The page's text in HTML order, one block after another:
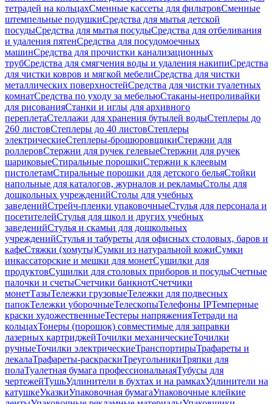
тетрадей на кольцахСменные кассеты для фильтровСменные
штемпельные подушкиСредства для мытья детской
посудыСредства для мытья посудыСредства для отбеливания
и удаления пятенСредства для посудомоечных
машинСредства для прочистки канализационных
трубСредства для смягчения воды и удаления накипиСредства
для чистки ковров и мягкой мебелиСредства для чистки
металлических поверхностейСредства для чистки туалетных
комнатСредства по уходу за мебельюСтаканы-непроливайки
для рисованияСтанки и иглы для архивного
переплетаСтеллажи для хранения бутылей водыСтеплеры до
260 листовСтеплеры до 40 листовСтеплеры
электрическиеСтеплеры-брошюровщикиСтержни для
роллеровСтержни для ручек гелевыеСтержни для ручек
шариковыеСтиральные порошкиСтержни к клеевым
пистолетамСтиральные порошки для детского бельяСтойки
напольные для каталогов, журналов и рекламыСтолы для
дошкольных учрежденийСтолы для учебных
заведенийСтрейч-пленки упаковочныеСтулья для персонала и
посетителейСтулья для школ и других учебных
заведенийСтулья и скамьи для дошкольных
учрежденийСтулья и табуреты для офисных столовых, баров и
кафеСтяжки (хомуты)Сумки из натуральной кожиСумки
инкассаторские и мешки для монетСушилки для
продуктовСушилки для столовых приборов и посудыСчетные
палочки и счетыСчетчики банкнотСчетчики
монетТазыТележки грузовыеТележки для подвесных
папокТележки уборочныеТелескопыТелефоны IPТемперные
краски художественныеТестеры напряженияТетради на
кольцахТонеры (порошок) совместимые для заправки
лазерных картриджейТочилки механическиеТочилки
ручныеТочилки электрическиеТранспортирыТрафареты и
лекалаТрафареты-раскраскиТреугольникиТряпки для
полаТуалетная бумага профессиональнаяТубусы для
чертежейТушьУдлинители в бухтах и на рамкахУдлинители на
катушкеУказкиУпаковочная бумагаУпаковочные клейкие